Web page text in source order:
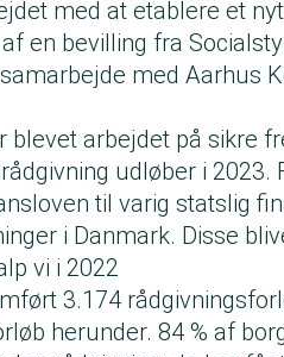
med at etablere et
en bevilling fra
med Aarhus
blevet arbejdet på sikre
udløber i 2023.
til varig statslig
i Danmark. Disse
vi i 2022
3.174
herunder. 84 % af